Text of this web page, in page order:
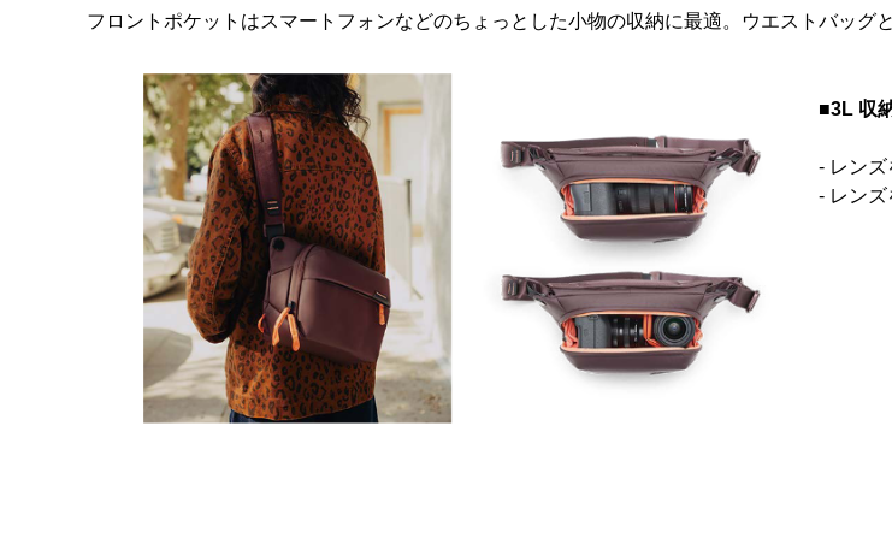
フロントポケットはスマートフォンなどのちょっとした小物の収納に最適。ウエストバッグ
■3L 収
- レン
- レン